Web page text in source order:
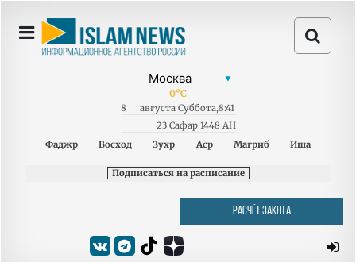
0°C
8 августа Суббота,8:41
23 Сафар 1448 AH
Фаджр
Восход Зухр Аср Магриб Иша
Подписаться на расписание
РАСЧЁТ ЗАКЯТА